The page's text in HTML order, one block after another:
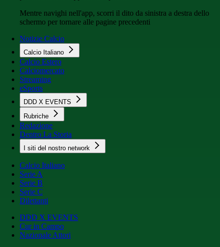
Mentre navighi nell'app, scorri il dito da sinistra a destra dello
schermo per tornare alle pagine precedenti
Notizie Calcio
Calcio Italiano
Calcio Estero
Calciomercato
Streaming
eSports
DDD X EVENTS
Rubriche
Redazione
Dentro La Storia
I siti del nostro network
Calcio Italiano
Serie A
Serie B
Serie C
Dilettanti
DDD X EVENTS
Cur in Campo
Nazionale Attori